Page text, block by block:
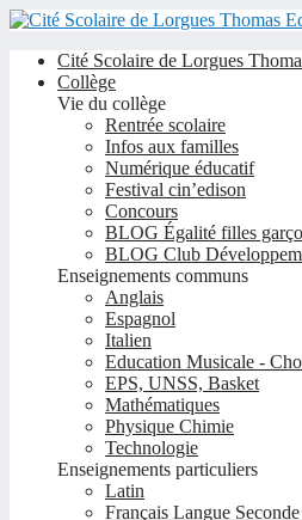
Cité Scolaire de Lorgues
Collège
Vie du collège
Rentrée scolaire
Infos aux familles
Numérique éducatif
Festival cin’edison
Concours
BLOG Égalité filles
BLOG Club
Enseignements communs
Anglais
Espagnol
Italien
Education Musicale -
EPS, UNSS, Basket
Mathématiques
Physique Chimie
Technologie
Enseignements particuliers
Latin
Français Langue